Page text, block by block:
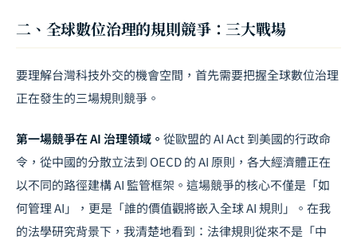
二、全球數位治理的規則競爭：三大戰場
要理解台灣科技外交的機會空間，首先需要把握全球數位治理
正在發生的三場規則競爭。
第一場競爭在AI 治理領域。 從歐盟的 AI Act 到美國的行政命
令，從中國的分散立法到 OECD 的 AI 原則，各大經濟體正在
以不同的路徑建構 AI 監管框架。這場競爭的核心不僅是「如
何管理 AI」，更是「誰的價值觀將嵌入全球 AI 規則」。在我
的法學研究背景下，我清楚地看到：法律規則從來不是「中